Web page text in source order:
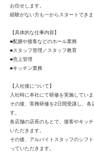
お任せします。
経験がない方も一からスタートできま
【具体的な仕事内容】
■配膳や接客などのホール業務
■スタッフ管理／スタッフ教育
■売上管理
■キッチン業務
【入社後について】
入社時に本社にて研修を実施していま
その後、実務研修を2日間受講し、各
す。
各店舗の店長のもとで、接客やキッ
いただきます。
その後、アルバイトスタッフのシフ
っていただきます。